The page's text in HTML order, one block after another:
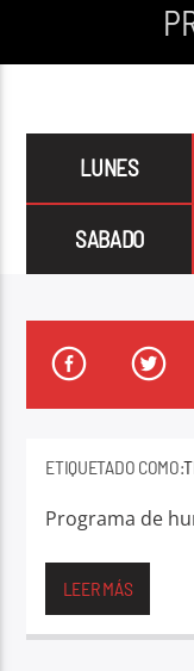
LUNES
SABADO
ETIQUETADO COMO:
Programa de
– Stratosferia
LEER MÁS